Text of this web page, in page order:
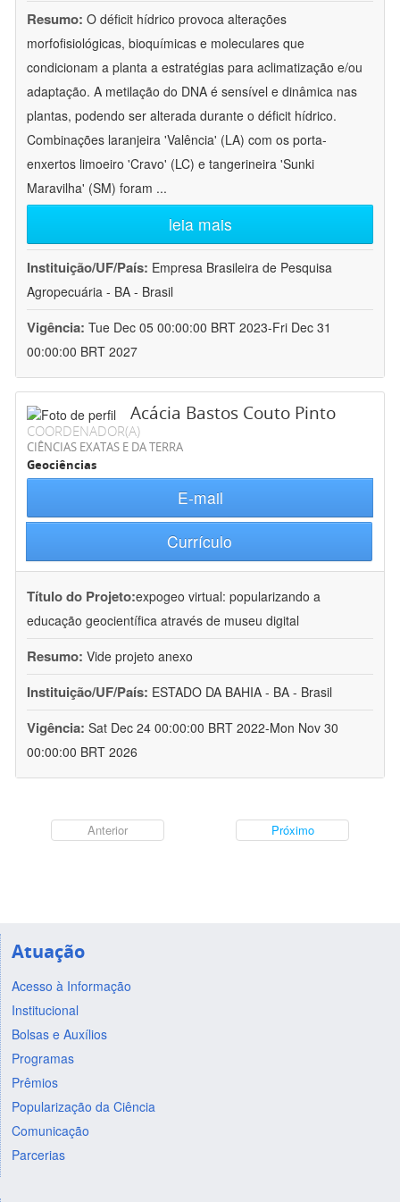
Resumo: O déficit hídrico provoca alterações
morfofisiológicas, bioquímicas e moleculares que
condicionam a planta a estratégias para aclimatização e/ou
adaptação. A metilação do DNA é sensível e dinâmica nas
plantas, podendo ser alterada durante o déficit hídrico.
Combinações laranjeira 'Valência' (LA) com os porta-
enxertos limoeiro 'Cravo' (LC) e tangerineira 'Sunki
Maravilha' (SM) foram ...
leia mais
Instituição/UF/País: Empresa Brasileira de Pesquisa
Agropecuária - BA - Brasil
Vigência: Tue Dec 05 00:00:00 BRT 2023-Fri Dec 31
00:00:00 BRT 2027
Acácia Bastos Couto Pinto
COORDENADOR(A)
CIÊNCIAS EXATAS E DA TERRA
Geociências
E-mail
Currículo
Título do Projeto:expogeo virtual: popularizando a
educação geocientífica através de museu digital
Resumo: Vide projeto anexo
Instituição/UF/País: ESTADO DA BAHIA - BA - Brasil
Vigência: Sat Dec 24 00:00:00 BRT 2022-Mon Nov 30
00:00:00 BRT 2026
Anterior Próximo
Atuação
Acesso à Informação
Institucional
Bolsas e Auxílios
Programas
Prêmios
Popularização da Ciência
Comunicação
Parcerias